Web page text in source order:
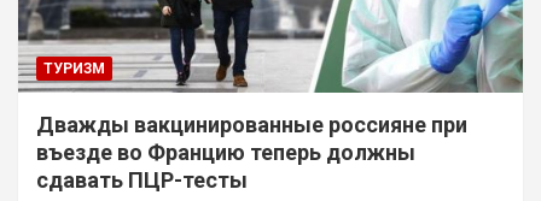
ТУРИЗМ
Дважды вакцинированные россияне при
въезде во Францию теперь должны
сдавать ПЦР-тесты